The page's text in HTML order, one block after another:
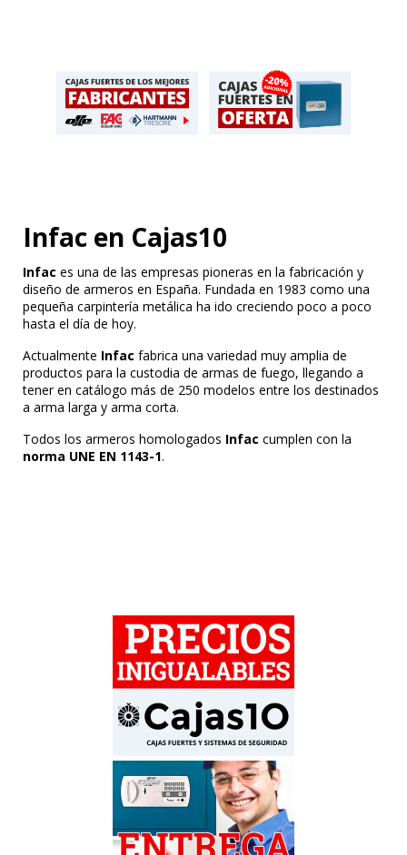
Infac en Cajas10
Infac es una de las empresas pioneras en la fabricación y
diseño de armeros en España. Fundada en 1983 como una
pequeña carpintería metálica ha ido creciendo poco a poco
hasta el día de hoy.
Actualmente Infac fabrica una variedad muy amplia de
productos para la custodia de armas de fuego, llegando a
tener en catálogo más de 250 modelos entre los destinados
a arma larga y arma corta.
Todos los armeros homologados Infac cumplen con la
norma UNE EN 1143-1.